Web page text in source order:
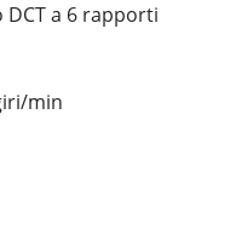
a 6 rapporti
min